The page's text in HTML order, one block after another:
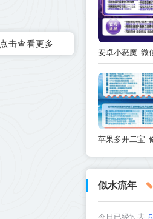
点击查看更多
似水流年
今日已经过去